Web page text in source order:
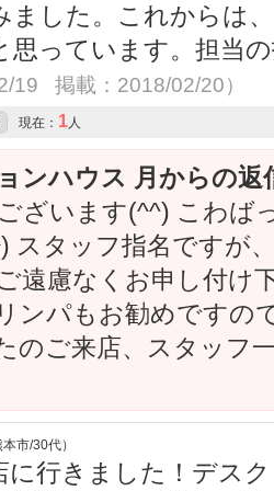
ました。これからは
思っています。担当
19 掲載：2018/02/20）
現在： 1人
ンハウス 月からの返
ざいます(^^) こわば
スタッフ指名ですが
遠慮なくお申し付け
ンパもお勧めですの
のご来店、スタッフ
市/30代）
に行きました！デス